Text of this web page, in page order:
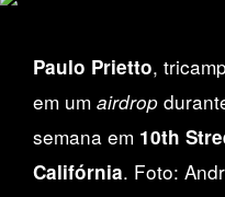
Paulo Prietto,
em um airdrop
semana em 10th
Califórnia. Foto: